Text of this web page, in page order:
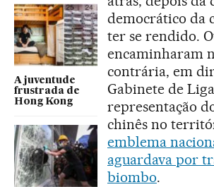
A juventude
frustrada de
Hong Kong
democrático da
ter se rendido.
encaminharam
contrária, em
Gabinete de
representação
chinês no
emblema
aguardava por
biombo.